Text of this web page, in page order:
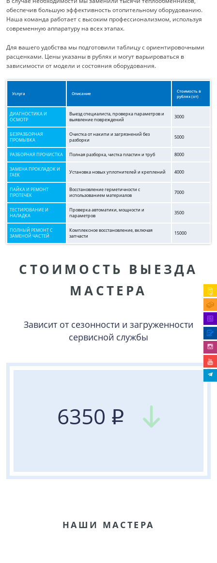
обеспечив большую эффективность отопительному оборудованию.
Наша команда работает с высоким профессионализмом, используя
современную аппаратуру на всех этапах.
Для вашего удобства мы подготовили таблицу с ориентировочными
расценками. Цены указаны в рублях и могут варьироваться в
зависимости от модели и состояния оборудования.
Услуга Описание
Стоимость в
рублях (от)
ДИАГНОСТИКА И
ОСМОТР
Выезд специалиста, проверка параметров и
выявление повреждений
3000
БЕЗРАЗБОРНАЯ
ПРОМЫВКА
Очистка от накипи и загрязнений без
разборки
5000
РАЗБОРНАЯ ПРОЧИСТКА Полная разборка, чистка пластин и труб 8000
ЗАМЕНА ПРОКЛАДОК И
ГАЕК
Установка новых уплотнителей и креплений 4000
ПАЙКА И РЕМОНТ
ПРОТЕЧЕК
Восстановление герметичности с
использованием материалов
7000
ТЕСТИРОВАНИЕ И
НАЛАДКА
Проверка автоматики, мощности и
параметров
3500
ПОЛНЫЙ РЕМОНТ С
ЗАМЕНОЙ ЧАСТЕЙ
Комплексное восстановление, включая
запчасти
15000
СТОИМОСТЬ ВЫЕЗДА
МАСТЕРА
Зависит от сезонности и загруженности
сервисной службы
6350 q
НАШИ МАСТЕРА